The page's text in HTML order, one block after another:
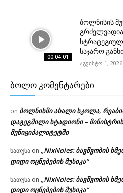
00:04:01
ბოლნისის
საჯარო
აგვისტო 1, 2026
ᲑᲝᲚᲝ ᲙᲝᲛᲔᲜᲢᲐᲠᲔᲑᲘ
on ბოლნისში ახალი სკოლა,
დაგეგმილი სტადიონი –
მუნიციპალიტეტში
ხათუნა on „NixNoies: ბავშვობის
დიდი ოცნებების მუსიკა“
ხათუნა on „NixNoies: ბავშვობის
დიდი ოცნებების მუსიკა“